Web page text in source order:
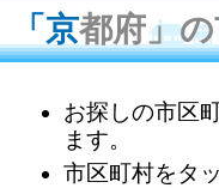
「京都府
お探しの市区
ます。
市区町村をタ